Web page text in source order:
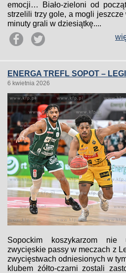
emocji… Biało-zieloni od
strzelili trzy gole, a mogli
minuty grali w dziesiątkę....
ENERGA TREFL SOPOT –
6 kwietnia 2026
Sopockim koszykarzom nie
zwycięskie passy w meczach z
zwycięstwach odniesionych w
klubem żółto-czarni zostali